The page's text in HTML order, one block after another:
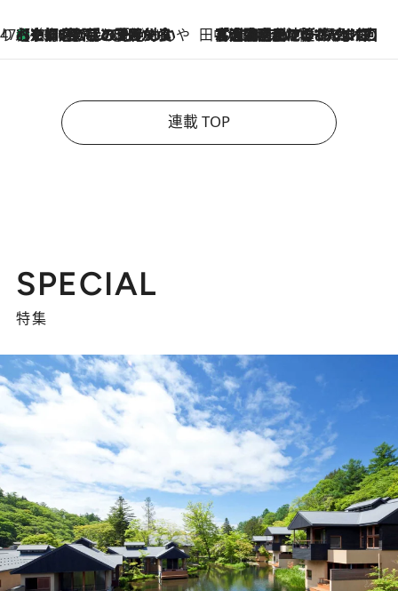
47都道府県の手みやげ ひんやりスイーツで夏を満喫
2026.8.7
【京都府】この夏絶対食べたい 冷やしておいしいおやつ3選 ひと口目から心を掴む新緑のテリーヌ 田中稲の勝手に再ブーム
2026.8.7
「湘南乃風に憧れて」観客大盛上がりの“タオル回し”に、ラッパー顔負けの高速歌唱まで…さだまさし（74）のアグレッシブすぎる現在地
連載 TOP
SPECIAL
特集